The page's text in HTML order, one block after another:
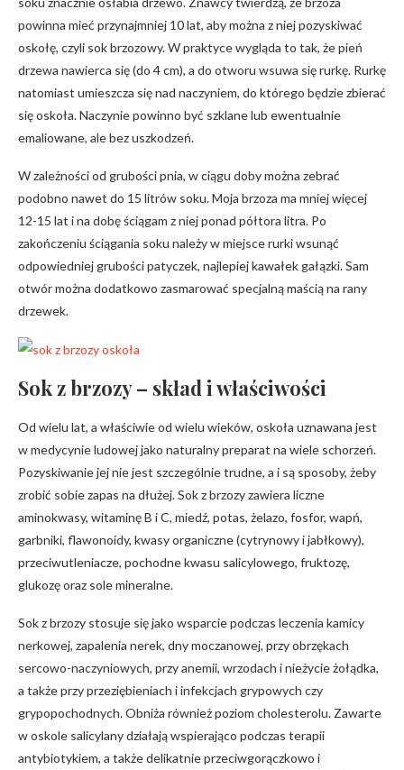
powinna mieć przynajmniej 10 lat, aby można z niej pozyskiwać
oskołę, czyli sok brzozowy. W praktyce wygląda to tak, że pień
drzewa nawierca się (do 4 cm), a do otworu wsuwa się rurkę. Rurkę
natomiast umieszcza się nad naczyniem, do którego będzie zbierać
się oskoła. Naczynie powinno być szklane lub ewentualnie
emaliowane, ale bez uszkodzeń.
W zależności od grubości pnia, w ciągu doby można zebrać
podobno nawet do 15 litrów soku. Moja brzoza ma mniej więcej
12-15 lat i na dobę ściągam z niej ponad półtora litra. Po
zakończeniu ściągania soku należy w miejsce rurki wsunąć
odpowiedniej grubości patyczek, najlepiej kawałek gałązki. Sam
otwór można dodatkowo zasmarować specjalną maścią na rany
drzewek.
Sok z brzozy – skład i właściwości
Od wielu lat, a właściwie od wielu wieków, oskoła uznawana jest
w medycynie ludowej jako naturalny preparat na wiele schorzeń.
Pozyskiwanie jej nie jest szczególnie trudne, a i są sposoby, żeby
zrobić sobie zapas na dłużej. Sok z brzozy zawiera liczne
aminokwasy, witaminę B i C, miedź, potas, żelazo, fosfor, wapń,
garbniki, flawonoidy, kwasy organiczne (cytrynowy i jabłkowy),
przeciwutleniacze, pochodne kwasu salicylowego, fruktozę,
glukozę oraz sole mineralne.
Sok z brzozy stosuje się jako wsparcie podczas leczenia kamicy
nerkowej, zapalenia nerek, dny moczanowej, przy obrzękach
sercowo-naczyniowych, przy anemii, wrzodach i nieżycie żołądka,
a także przy przeziębieniach i infekcjach grypowych czy
grypopochodnych. Obniża również poziom cholesterolu. Zawarte
w oskole salicylany działają wspierająco podczas terapii
antybiotykiem, a także delikatnie przeciwgorączkowo i